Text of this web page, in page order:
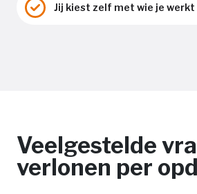
Jij kiest zelf met wie je werkt
Veelgestelde
verlonen per